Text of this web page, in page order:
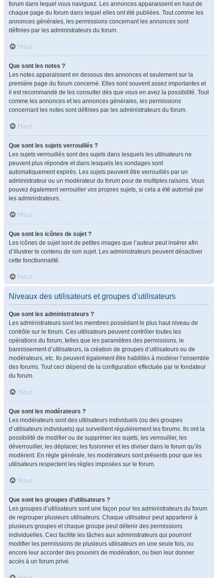
forum dans lequel vous naviguez. Les annonces apparaissent en haut de
chaque page du forum dans lequel elles ont été publiées. Tout comme les
annonces générales, les permissions concernant les annonces sont
définies par les administrateurs du forum.
Haut
Que sont les notes ?
Les notes apparaissent en dessous des annonces et seulement sur la
première page du forum concerné. Elles sont souvent assez importantes et
il est recommandé de les consulter dès que vous en avez la possibilité. Tout
comme les annonces et les annonces générales, les permissions
concernant les notes sont définies par les administrateurs du forum.
Haut
Que sont les sujets verrouillés ?
Les sujets verrouillés sont des sujets dans lesquels les utilisateurs ne
peuvent plus répondre et dans lesquels les sondages sont
automatiquement expirés. Les sujets peuvent être verrouillés par un
administrateur ou un modérateur du forum pour de multiples raisons. Vous
pouvez également verrouiller vos propres sujets, si cela a été autorisé par
les administrateurs.
Haut
Que sont les icônes de sujet ?
Les icônes de sujet sont de petites images que l’auteur peut insérer afin
d’illustrer le contenu de son sujet. Les administrateurs peuvent désactiver
cette fonctionnalité.
Haut
Niveaux des utilisateurs et groupes d’utilisateurs
Que sont les administrateurs ?
Les administrateurs sont les membres possédant le plus haut niveau de
contrôle sur le forum. Ces utilisateurs peuvent contrôler toutes les
opérations du forum, telles que les paramètres des permissions, le
bannissement d’utilisateurs, la création de groupes d’utilisateurs ou de
modérateurs, etc. Ils peuvent également être habilités à modérer l’ensemble
des forums. Tout ceci dépend de la configuration effectuée par le fondateur
du forum.
Haut
Que sont les modérateurs ?
Les modérateurs sont des utilisateurs individuels (ou des groupes
d’utilisateurs individuels) qui surveillent régulièrement les forums. Ils ont la
possibilité de modifier ou de supprimer les sujets, les verrouiller, les
déverrouiller, les déplacer, les fusionner et les diviser dans le forum qu’ils
modèrent. En règle générale, les modérateurs sont présents pour que les
utilisateurs respectent les règles imposées sur le forum.
Haut
Que sont les groupes d’utilisateurs ?
Les groupes d’utilisateurs sont une façon pour les administrateurs du forum
de regrouper plusieurs utilisateurs. Chaque utilisateur peut appartenir à
plusieurs groupes et chaque groupe peut détenir des permissions
individuelles. Ceci facilite les tâches aux administrateurs qui pourront
modifier les permissions de plusieurs utilisateurs en une seule fois, ou
encore leur accorder des pouvoirs de modération, ou bien leur donner
accès à un forum privé.